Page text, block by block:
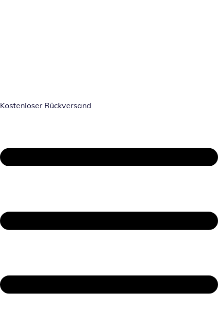
Kostenloser Rückversand